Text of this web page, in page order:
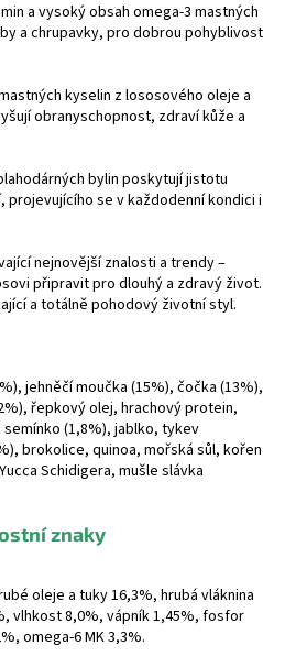
a vysoký obsah omega-3 mastných
a chrupavky, pro dobrou pohyblivost
kyselin z lososového oleje a
obranyschopnost, zdraví kůže a
bylin poskytují jistotu
se v každodenní kondici i
nejnovější znalosti a trendy –
připravit pro dlouhý a zdravý život.
a totálně pohodový životní styl.
jehněčí moučka (15%), čočka (13%),
řepkový olej, hrachový protein,
(1,8%), jablko, tykev
brokolice, quinoa, mořská sůl, kořen
Schidigera, mušle slávka
znaky
oleje a tuky 16,3%, hrubá vláknina
vlhkost 8,0%, vápník 1,45%, fosfor
omega-6 MK 3,3%.